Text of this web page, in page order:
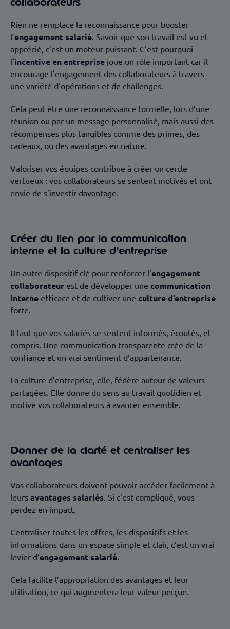
Rien ne remplace la reconnaissance pour booster
l’engagement salarié. Savoir que son travail est vu et
apprécié, c’est un moteur puissant. C'est pourquoi
l'incentive en entreprise joue un rôle important car il
encourage l'engagement des collaborateurs à travers
une variété d'opérations et de challenges.
Cela peut être une reconnaissance formelle, lors d’une
réunion ou par un message personnalisé, mais aussi des
récompenses plus tangibles comme des primes, des
cadeaux, ou des avantages en nature.
Valoriser vos équipes contribue à créer un cercle
vertueux : vos collaborateurs se sentent motivés et ont
envie de s’investir davantage.
Créer du lien par la communication
interne et la culture d’entreprise
Un autre dispositif clé pour renforcer l’engagement
collaborateur est de développer une communication
interne efficace et de cultiver une culture d’entreprise
forte.
Il faut que vos salariés se sentent informés, écoutés, et
compris. Une communication transparente crée de la
confiance et un vrai sentiment d’appartenance.
La culture d’entreprise, elle, fédère autour de valeurs
partagées. Elle donne du sens au travail quotidien et
motive vos collaborateurs à avancer ensemble.
Donner de la clarté et centraliser les
avantages
Vos collaborateurs doivent pouvoir accéder facilement à
leurs avantages salariés. Si c’est compliqué, vous
perdez en impact.
Centraliser toutes les offres, les dispositifs et les
informations dans un espace simple et clair, c’est un vrai
levier d’engagement salarié.
Cela facilite l’appropriation des avantages et leur
utilisation, ce qui augmentera leur valeur perçue.